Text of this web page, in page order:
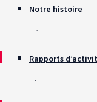
Notre histoire
Récompenses
Rapports
Chartes